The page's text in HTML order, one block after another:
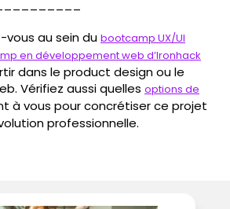
vous au sein du bootcamp UX/UI
en développement web d’Ironhack
dans le product design ou le
Vérifiez aussi quelles options de
à vous pour concrétiser ce projet
professionnelle.